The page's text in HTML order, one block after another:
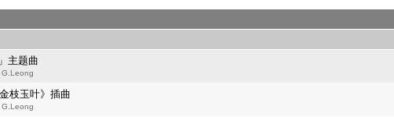
主题曲
G.Leong
枝玉叶》插曲
G.Leong